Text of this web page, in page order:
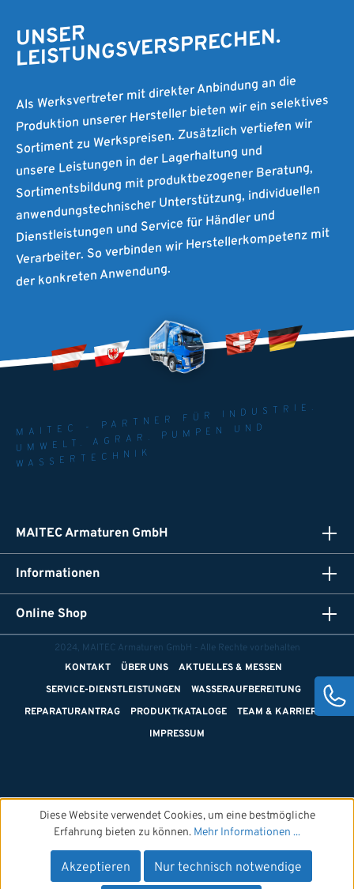
UNSER
LEISTUNGSVERSPRECHEN.
Als Werksvertreter mit direkter Anbindung an die
Produktion unserer Hersteller bieten wir ein selektives
Sortiment zu Werkspreisen. Zusätzlich vertiefen wir
unsere Leistungen in der Lagerhaltung und
Sortimentsbildung mit produktbezogener Beratung,
anwendungstechnischer Unterstützung, individuellen
Dienstleistungen und Service für Händler und
Verarbeiter. So verbinden wir Herstellerkompetenz mit
der konkreten Anwendung.
MAITEC - PARTNER FÜR INDUSTRIE.
UMWELT. AGRAR. PUMPEN UND
WASSERTECHNIK
MAITEC Armaturen GmbH
Informationen
Online Shop
2024, MAITEC Armaturen GmbH - Alle Rechte vorbehalten
KONTAKT
ÜBER UNS
AKTUELLES & MESSEN
SERVICE-DIENSTLEISTUNGEN
WASSERAUFBEREITUNG
REPARATURANTRAG
PRODUKTKATALOGE
TEAM & KARRIERE
IMPRESSUM
Diese Website verwendet Cookies, um eine bestmögliche
Erfahrung bieten zu können. Mehr Informationen ...
Nur technisch notwendige
Akzeptieren